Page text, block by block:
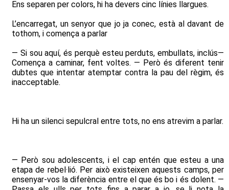
Ens separen per colors, hi ha devers cinc línies llargues.
L’encarregat, un senyor que jo ja conec, està al davant de
tothom, i comença a parlar
— Si sou aquí, és perquè esteu perduts, embullats, inclús—
Comença a caminar, fent voltes. — Però és diferent tenir
dubtes que intentar atemptar contra la pau del règim, és
inacceptable.
Hi ha un silenci sepulcral entre tots, no ens atrevim a parlar.
— Però sou adolescents, i el cap entén que esteu a una
etapa de rebel·lió. Per això existeixen aquests camps, per
ensenyar-vos la diferència entre el que és bo i és dolent. —